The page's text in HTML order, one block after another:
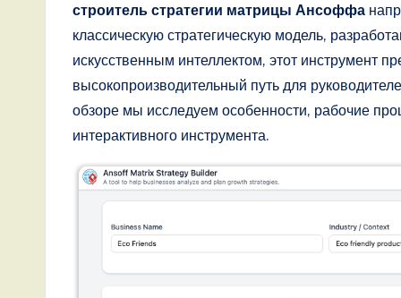
si
строитель стратегии матрицы Ансоффа
классическую стратегическую модель,
искусственным интеллектом, этот инструмент
высокопроизводительный путь для
обзоре мы исследуем особенности, рабочие
интерактивного инструмента.